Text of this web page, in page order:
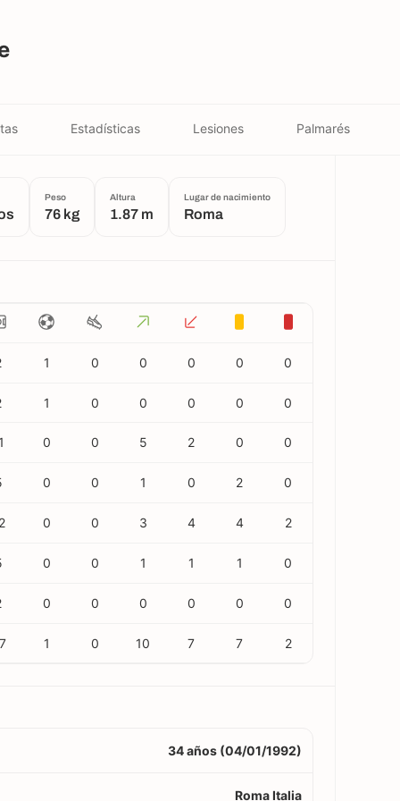
Estadísticas Lesiones Palmarés
Peso
76 kg
Altura
1.87 m
Lugar de nacimiento
Roma
1 0 0 0 0 0
1 0 0 0 0 0
0 0 5 2 0 0
0 0 1 0 2 0
0 0 3 4 4 2
0 0 1 1 1 0
0 0 0 0 0 0
1 0 10 7 7 2
34 años (04/01/1992)
Roma Italia